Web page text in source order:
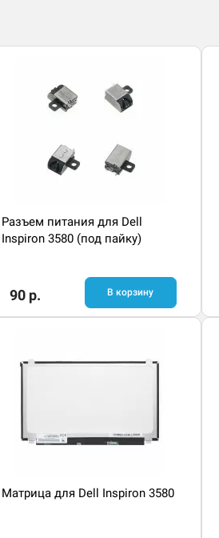
Разъем питания для Dell
Inspiron 3580 (под пайку)
90 р. В корзину
Матрица для Dell Inspiron 3580